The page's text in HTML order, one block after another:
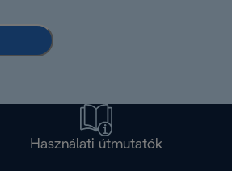
Használati útmutatók